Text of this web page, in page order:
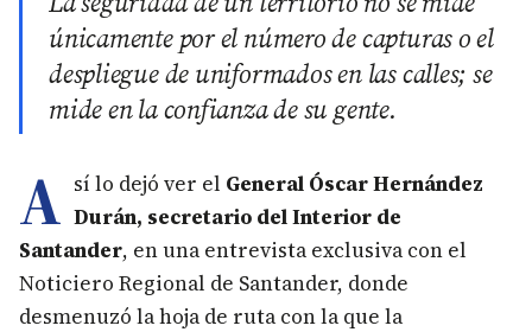
únicamente por el número de capturas o el
despliegue de uniformados en las calles; se
mide en la confianza de su gente.
A sí lo dejó ver el General Óscar Hernández
Durán, secretario del Interior de
Santander, en una entrevista exclusiva con el
Noticiero Regional de Santander, donde
desmenuzó la hoja de ruta con la que la